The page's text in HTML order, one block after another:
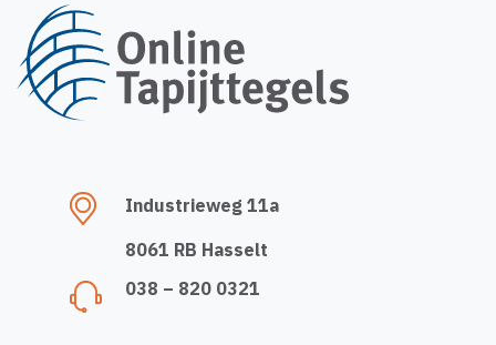
Industrieweg 11a
8061 RB Hasselt
038 – 820 0321